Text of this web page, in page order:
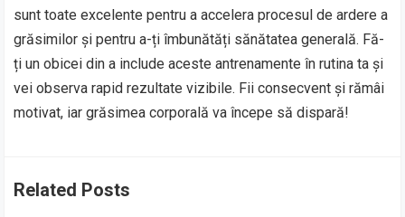
sunt toate excelente pentru a accelera procesul de ardere a
grăsimilor și pentru a-ți îmbunătăți sănătatea generală. Fă-
ți un obicei din a include aceste antrenamente în rutina ta și
vei observa rapid rezultate vizibile. Fii consecvent și rămâi
motivat, iar grăsimea corporală va începe să dispară!
Related Posts